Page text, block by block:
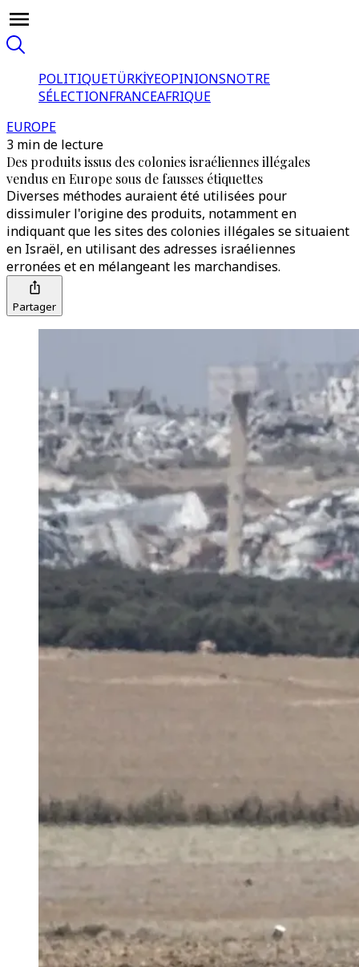
POLITIQUETÜRKİYEOPINIONSNOTRE
SÉLECTIONFRANCEAFRIQUE
EUROPE
3 min de lecture
Des produits issus des colonies israéliennes illégales
vendus en Europe sous de fausses étiquettes
Diverses méthodes auraient été utilisées pour
dissimuler l'origine des produits, notamment en
indiquant que les sites des colonies illégales se situaient
en Israël, en utilisant des adresses israéliennes
erronées et en mélangeant les marchandises.
Partager